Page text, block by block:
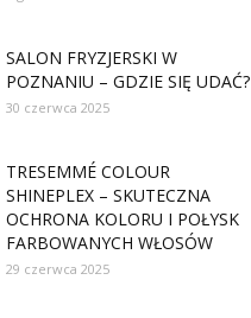
SALON FRYZJERSKI W
POZNANIU – GDZIE SIĘ UDAĆ?
30 czerwca 2025
TRESEMMÉ COLOUR
SHINEPLEX – SKUTECZNA
OCHRONA KOLORU I POŁYSK
FARBOWANYCH WŁOSÓW
29 czerwca 2025